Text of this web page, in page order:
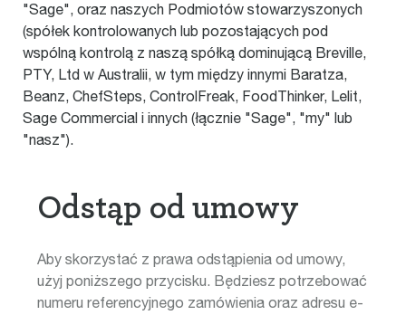
"Sage", oraz naszych Podmiotów stowarzyszonych
(spółek kontrolowanych lub pozostających pod
wspólną kontrolą z naszą spółką dominującą Breville,
PTY, Ltd w Australii, w tym między innymi Baratza,
Beanz, ChefSteps, ControlFreak, FoodThinker, Lelit,
Sage Commercial i innych (łącznie "Sage", "my" lub
"nasz").
Odstąp od umowy
Aby skorzystać z prawa odstąpienia od umowy,
użyj poniższego przycisku. Będziesz potrzebować
numeru referencyjnego zamówienia oraz adresu e-